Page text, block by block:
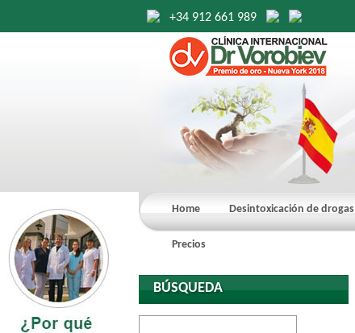
+34 912 661 989
Home Desintoxicación de drogas
Precios
BÚSQUEDA